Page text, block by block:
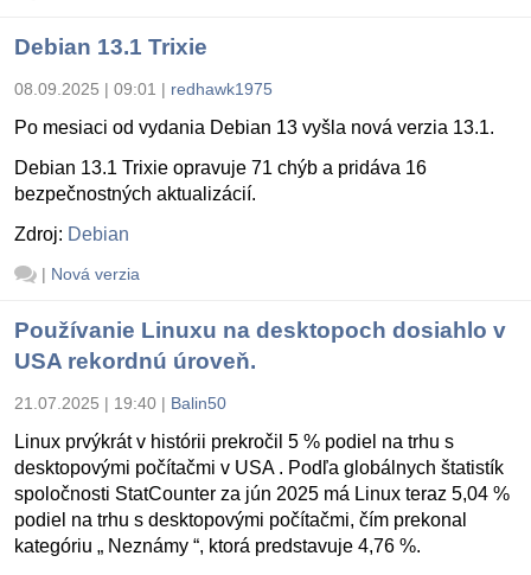
Debian 13.1 Trixie
08.09.2025 | 09:01 | redhawk1975
Po mesiaci od vydania Debian 13 vyšla nová verzia 13.1.
Debian 13.1 Trixie opravuje 71 chýb a pridáva 16
bezpečnostných aktualizácií.
Zdroj: Debian
| Nová verzia
Používanie Linuxu na desktopoch dosiahlo v
USA rekordnú úroveň.
21.07.2025 | 19:40 | Balin50
Linux prvýkrát v histórii prekročil 5 % podiel na trhu s
desktopovými počítačmi v USA . Podľa globálnych štatistík
spoločnosti StatCounter za jún 2025 má Linux teraz 5,04 %
podiel na trhu s desktopovými počítačmi, čím prekonal
kategóriu „ Neznámy “, ktorá predstavuje 4,76 %.